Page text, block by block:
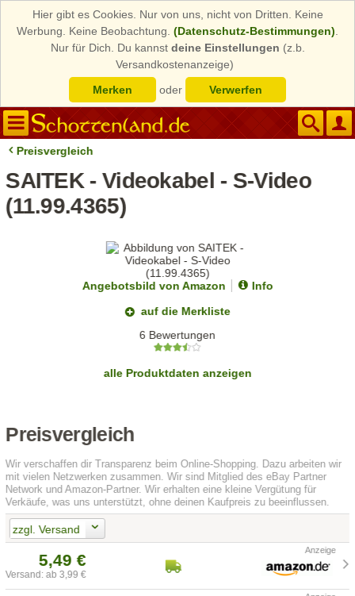
Hier gibt es Cookies. Nur von uns, nicht von Dritten. Keine
Werbung. Keine Beobachtung. (Datenschutz-Bestimmungen)
Nur für Dich. Du kannst deine Einstellungen (z.b.
Versandkostenanzeige)
Merken
oder Verwerfen
Preisvergleich
SAITEK - Videokabel - S-Video
(11.99.4365)
Angebotsbild von Amazon
Info
auf die Merkliste
6 Bewertungen
alle Produktdaten anzeigen
Preisvergleich
Wir verschaffen dir Transparenz beim Online-Shopping. Dazu arbeiten wir
mit vielen Netzwerken zusammen. Wir sind Mitglied des eBay Partner
Network und Amazon-Partner. Wir erhalten eine kleine Vergütung für
Verkäufe, was uns unterstützt, ohne deinen Kaufpreis zu beeinflussen.
zzgl. Versand
5,49 €
Versand: ab 3,99 €